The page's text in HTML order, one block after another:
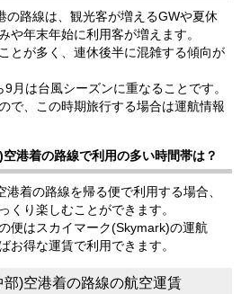
路線は、観光客が増えるGWや夏休
や年末年始に利用客が増えます。
とが多く、連休後半に混雑する傾向が
月は台風シーズンに重なることです。
で、この時期旅行する場合は運航情報
港着の路線で利用の多い時間帯は？
着の路線を帰る便で利用する場合、
くり楽しむことができます。
便はスカイマーク(Skymark)の運航
お得な運賃で利用できます。
)空港着の路線の航空運賃